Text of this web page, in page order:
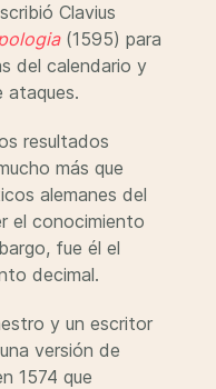
Clavius
(1595) para
del calendario y
ataques.
resultados
más que
alemanes del
el conocimiento
fue él el
decimal.
y un escritor
versión de
1574 que